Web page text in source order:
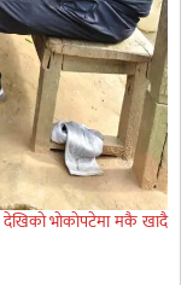
देखिकाे भाेकाेपटेमा मकै खादै